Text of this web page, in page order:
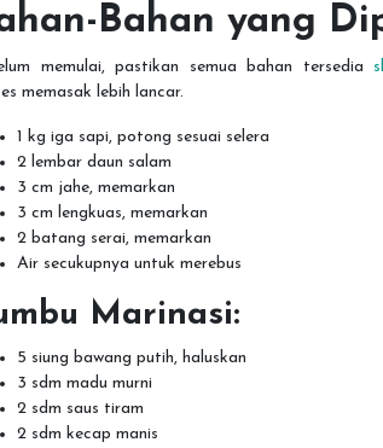
Bahan yang
memulai, pastikan semua bahan tersedia
memasak lebih lancar.
1 kg iga sapi, potong sesuai selera
2 lembar daun salam
3 cm jahe, memarkan
3 cm lengkuas, memarkan
2 batang serai, memarkan
Air secukupnya untuk merebus
Marinasi:
5 siung bawang putih, haluskan
3 sdm madu murni
2 sdm saus tiram
2 sdm kecap manis